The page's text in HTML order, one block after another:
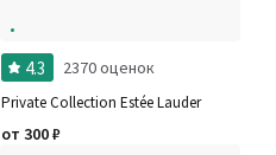
4.3 2370 оценок
Private Collection Estée Lauder
от 300₽